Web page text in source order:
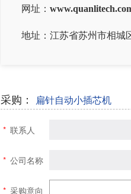
网址：
地址：江苏省苏州市相城
采购： 扁针自动小插芯机
联系人
*
公司名称
*
采购意向
*